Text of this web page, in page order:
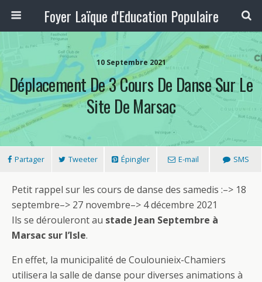
Foyer Laïque d'Education Populaire
10 Septembre 2021
Déplacement De 3 Cours De Danse Sur Le
Site De Marsac
Partager Tweeter Épingler E-mail SMS
Petit rappel sur les cours de danse des samedis :–> 18
septembre–> 27 novembre–> 4 décembre 2021
Ils se dérouleront au stade Jean Septembre à
Marsac sur l’Isle.
En effet, la municipalité de Coulounieix-Chamiers
utilisera la salle de danse pour diverses animations à